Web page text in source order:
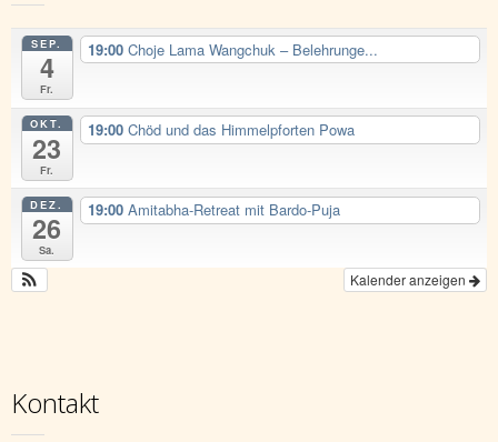
SEP.
4
Fr.
19:00 Choje Lama Wangchuk – Belehrunge...
OKT.
23
Fr.
19:00 Chöd und das Himmelpforten Powa
DEZ.
26
Sa.
19:00 Amitabha-Retreat mit Bardo-Puja
Kalender anzeigen
Kontakt